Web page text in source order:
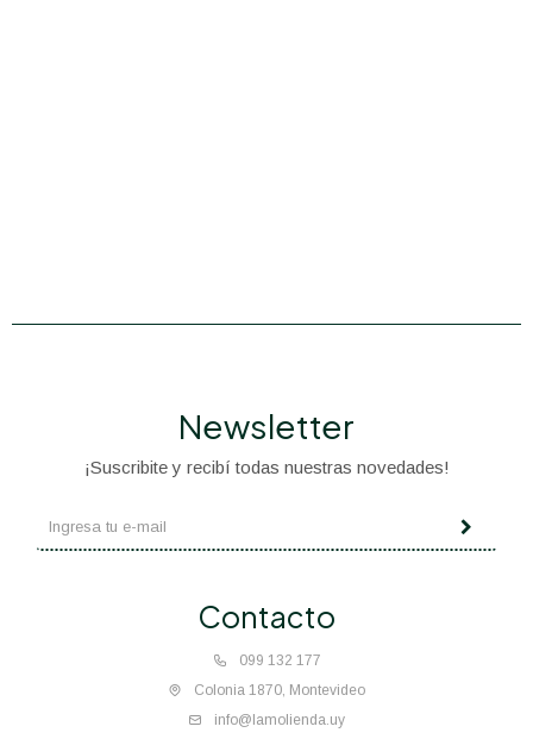
Contacto
099 132 177
Colonia 1870, Montevideo
info@lamolienda.uy
Newsletter
¡Suscribite y recibí todas nuestras novedades!